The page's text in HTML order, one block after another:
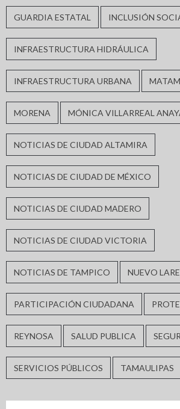
GUARDIA ESTATAL INCLUSIÓN
INFRAESTRUCTURA HIDRÁULICA
INFRAESTRUCTURA URBANA
MORENA MÓNICA VILLARREAL
NOTICIAS DE CIUDAD ALTAMIRA
NOTICIAS DE CIUDAD DE MÉXICO
NOTICIAS DE CIUDAD MADERO
NOTICIAS DE CIUDAD VICTORIA
NOTICIAS DE TAMPICO NUEVO
PARTICIPACIÓN CIUDADANA
REYNOSA SALUD PUBLICA
SERVICIOS PÚBLICOS TAMAULIPAS